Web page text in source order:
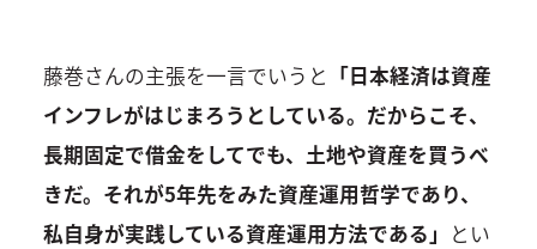
藤巻さんの主張を一言でいうと 「日本経済は資産
インフレがはじまろうとしている。だからこそ、
長期固定で借金をしてでも、土地や資産を買うべ
きだ。それが5年先をみた資産運用哲学であり、
私自身が実践している資産運用方法である」 とい